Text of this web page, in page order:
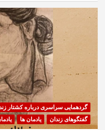
گردهمایی سراسری درباره کشتار
گفتگوهای زندان
یادمان ها